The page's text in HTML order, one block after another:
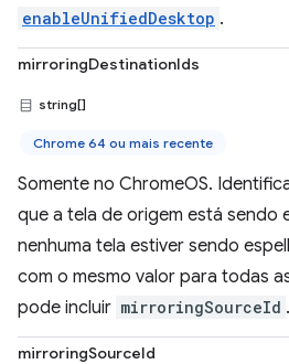
enableUnifiedDesktop .
mirroringDestinationIds
string[]
Chrome 64 ou mais recente
Somente no ChromeOS.
que a tela de origem está sendo
nenhuma tela estiver sendo
com o mesmo valor para todas
pode incluir mirroringSourceId .
mirroringSourceId